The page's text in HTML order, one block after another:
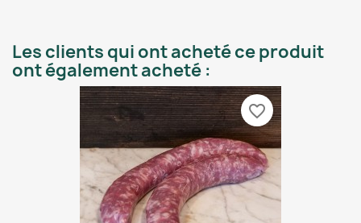
Les clients qui ont acheté ce produit
ont également acheté :
favorite_border